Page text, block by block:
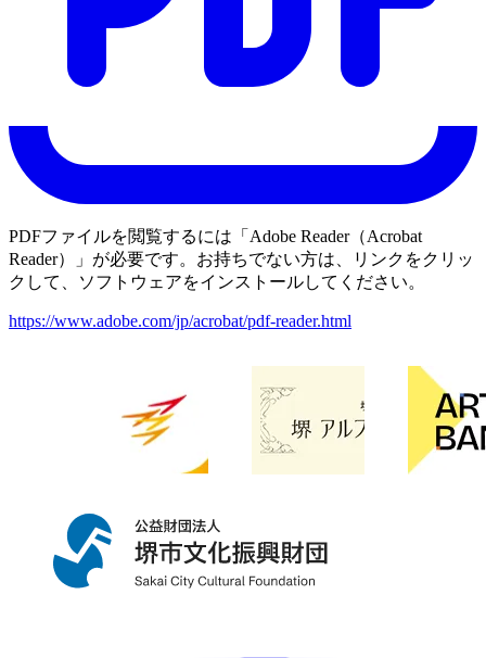
PDFファイルを閲覧するには「Adobe Reader（Acrobat
Reader）」が必要です。お持ちでない方は、リンクをクリッ
クして、ソフトウェアをインストールしてください。
https://www.adobe.com/jp/acrobat/pdf-reader.html